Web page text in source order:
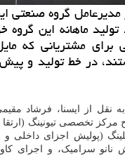
گروه صنعتی
ماهانه این گروه
مشتریانی که
در خط تولید و
نقل از ایسنا، فرشاد
مرکز تخصصی تیونینگ
(پولیش اجزای داخلی و
نانو سرامیک، و اجرای